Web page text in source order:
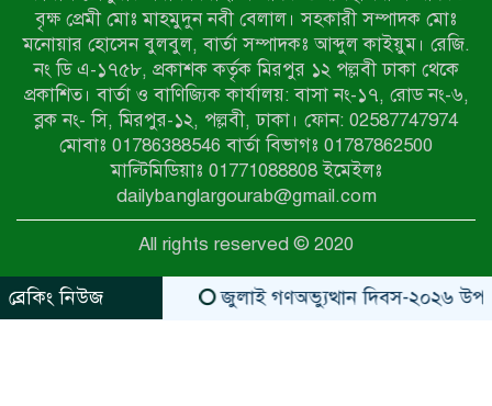
পোরশায় গণঅভ্যুত্থান দিবসে শহিদ ও
জুলাই যোদ্ধাদের সংবর্ধনা
৩৬ জুলাই মহামুক্তি দিবস: শ্রমজীবী
মানুষের অধিকার রক্ষায় সিরাজগঞ্জে শ্রমিক
অধিকার পরিষদের জোরালো অবস্থান
বাকেরগঞ্জে ইমাম, মোয়াজ্জিন ও
খাদেমদের সাথে এমপি আবুল হোসেনের
মতবিনিময় সভা
বৃক্ষ প্রেমী মোঃ মাহমুদুন নবী বেলাল। সহকারী সম্পাদক মোঃ
মনোয়ার হোসেন বুলবুল, বার্তা সম্পাদকঃ আব্দুল কাইয়ুম। রেজি.
নং ডি এ-১৭৫৮, প্রকাশক কর্তৃক মিরপুর ১২ পল্লবী ঢাকা থেকে
প্রকাশিত। বার্তা ও বাণিজ্যিক কার্যালয়: বাসা নং-১৭, রোড নং-৬,
ব্লক নং- সি, মিরপুর-১২, পল্লবী, ঢাকা। ফোন: 02587747974
মোবাঃ 01786388546 বার্তা বিভাগঃ 01787862500
মাল্টিমিডিয়াঃ 01771088808 ইমেইলঃ
dailybanglargourab@gmail.com
All rights reserved © 2020
ব্রেকিং নিউজ
জুলাই গণঅভ্যুত্থান দিবস-২০২৬ উপলক্ষে